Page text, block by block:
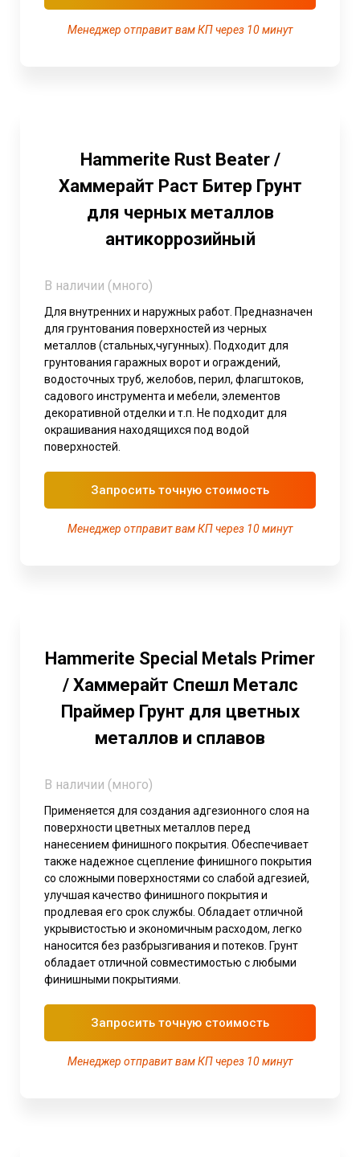
Менеджер отправит вам КП через 10 минут
Hammerite Rust Beater /
Хаммерайт Раст Битер Грунт
для черных металлов
антикоррозийный
В наличии (много)
Для внутренних и наружных работ. Предназначен
для грунтования поверхностей из черных
металлов (стальных,чугунных). Подходит для
грунтования гаражных ворот и ограждений,
водосточных труб, желобов, перил, флагштоков,
садового инструмента и мебели, элементов
декоративной отделки и т.п. Не подходит для
окрашивания находящихся под водой
поверхностей.
Запросить точную стоимость
Менеджер отправит вам КП через 10 минут
Hammerite Special Metals Primer
/ Хаммерайт Спешл Металс
Праймер Грунт для цветных
металлов и сплавов
В наличии (много)
Применяется для создания адгезионного слоя на
поверхности цветных металлов перед
нанесением финишного покрытия. Обеспечивает
также надежное сцепление финишного покрытия
со сложными поверхностями со слабой адгезией,
улучшая качество финишного покрытия и
продлевая его срок службы. Обладает отличной
укрывистостью и экономичным расходом, легко
наносится без разбрызгивания и потеков. Грунт
обладает отличной совместимостью с любыми
финишными покрытиями.
Запросить точную стоимость
Менеджер отправит вам КП через 10 минут